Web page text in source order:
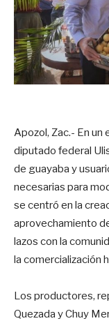
Apozol, Zac.- En
diputado federal
de guayaba y
necesarias para
se centró en la
aprovechamiento
lazos con la
la comercialización
Los productores,
Quezada y Chuy